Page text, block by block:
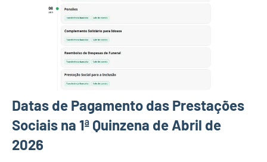
Datas de Pagamento das Prestações
Sociais na 1ª Quinzena de Abril de
2026